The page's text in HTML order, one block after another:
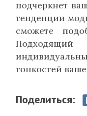
подчеркнет
тенденции
сможете
тонкостей
Поделиться: